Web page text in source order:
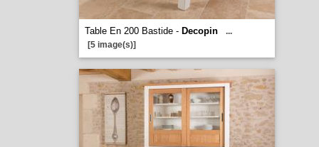
Table En 200 Bastide - Decopin
...
[5 image(s)]